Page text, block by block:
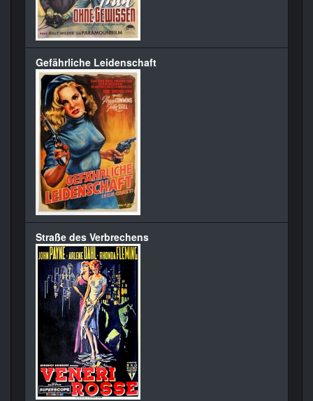
Gefährliche Leidenschaft
Straße des Verbrechens